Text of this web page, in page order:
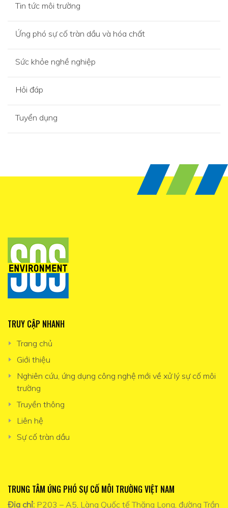
Tin tức môi trường
Ứng phó sự cố tràn dầu và hóa chất
Sức khỏe nghề nghiệp
Hỏi đáp
Tuyển dụng
TRUY CẬP NHANH
Trang chủ
Giới thiệu
Nghiên cứu, ứng dụng công nghệ mới về xử lý sự cố môi
trường
Truyền thông
Liên hệ
Sự cố tràn dầu
TRUNG TÂM ỨNG PHÓ SỰ CỐ MÔI TRƯỜNG VIỆT NAM
Địa chỉ: P203 – A5, Làng Quốc tế Thăng Long, đường Trần